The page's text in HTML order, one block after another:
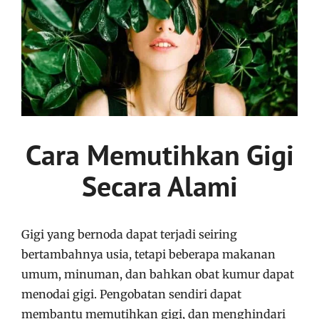
Cara Memutihkan Gigi
Secara Alami
Gigi yang bernoda dapat terjadi seiring
bertambahnya usia, tetapi beberapa makanan
umum, minuman, dan bahkan obat kumur dapat
menodai gigi. Pengobatan sendiri dapat
membantu memutihkan gigi, dan menghindari